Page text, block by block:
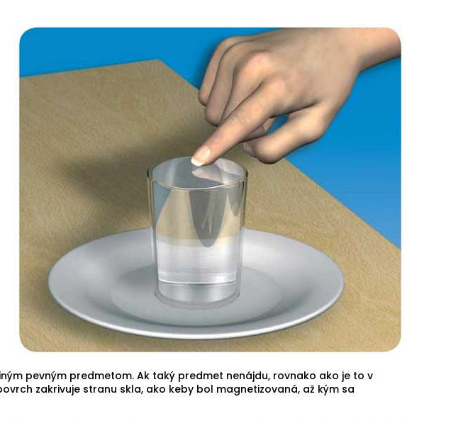
pevným predmetom. Ak taký predmet nenájdu, rovnako ako je to v
zakrivuje stranu skla, ako keby bol magnetizovaná, až kým sa